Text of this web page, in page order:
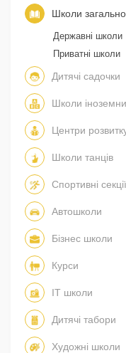
Школи
Державні школи
Приватні школи
Дитячі садочки
Школи
Центри
Школи танців
Спортивні секції
Автошколи
Бізнес школи
Курси
IT школи
Дитячі табори
Художні школи